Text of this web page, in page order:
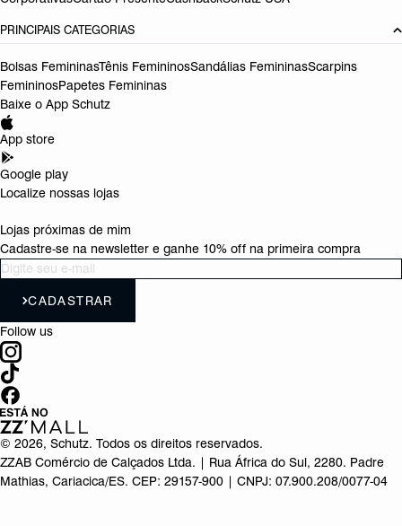
PRINCIPAIS CATEGORIAS
Bolsas FemininasTênis FemininosSandálias FemininasScarpins
FemininosPapetes Femininas
Baixe o App Schutz
App store
Google play
Localize nossas lojas
Lojas próximas de mim
Cadastre-se na newsletter e ganhe 10% off na primeira compra
CADASTRAR
Follow us
© 2026, Schutz. Todos os direitos reservados.
ZZAB Comércio de Calçados Ltda. | Rua África do Sul, 2280. Padre
Mathias, Cariacica/ES. CEP: 29157-900 | CNPJ: 07.900.208/0077-04